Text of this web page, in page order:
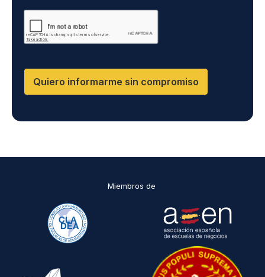
c
*
D
cumplimiento@grupomainjobs.com así como el derecho a
presentar una reclamación ante la autoridad de control.
Puedes consultar la información adicional y detallada
Quiero informarme sin compromiso
Miembros de